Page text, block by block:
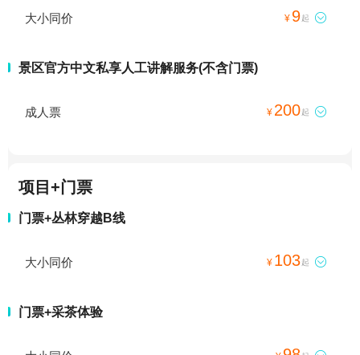
大小同价 ¥ 9起 
景区官方中文私享人工讲解服务(不含门票)
成人票 ¥ 200起 
项目+门票
门票+丛林穿越B线
大小同价 ¥ 103起 
门票+采茶体验